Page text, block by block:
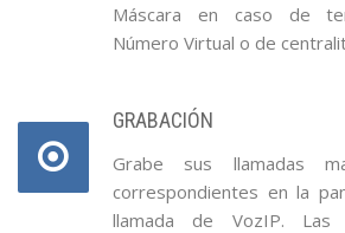
Máscara en caso de
Número Virtual o de
GRABACIÓN
Grabe sus llamadas
correspondientes en la
llamada de VozIP. Las